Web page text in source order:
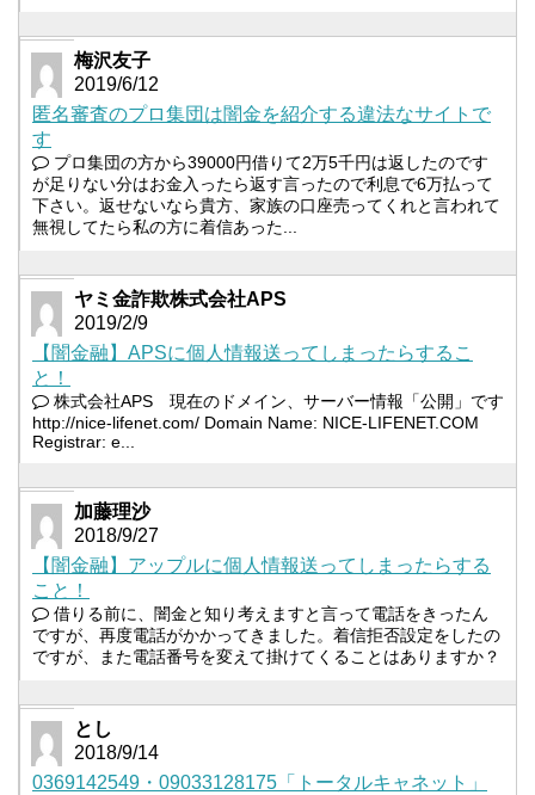
梅沢友子
2019/6/12
匿名審査のプロ集団は闇金を紹介する違法なサイトで
す
プロ集団の方から39000円借りて2万5千円は返したのです
が足りない分はお金入ったら返す言ったので利息で6万払って
下さい。返せないなら貴方、家族の口座売ってくれと言われて
無視してたら私の方に着信あった...
ヤミ金詐欺株式会社APS
2019/2/9
【闇金融】APSに個人情報送ってしまったらするこ
と！
株式会社APS 現在のドメイン、サーバー情報「公開」です
http://nice-lifenet.com/ Domain Name: NICE-LIFENET.COM
Registrar: e...
加藤理沙
2018/9/27
【闇金融】アップルに個人情報送ってしまったらする
こと！
借りる前に、闇金と知り考えますと言って電話をきったん
ですが、再度電話がかかってきました。着信拒否設定をしたの
ですが、また電話番号を変えて掛けてくることはありますか？
とし
2018/9/14
0369142549・09033128175「トータルキャネット」